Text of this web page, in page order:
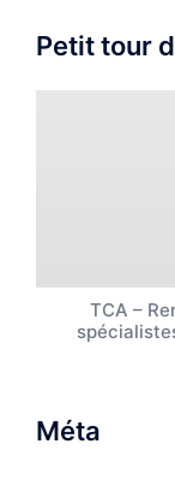
Petit tour
TCA –
Méta